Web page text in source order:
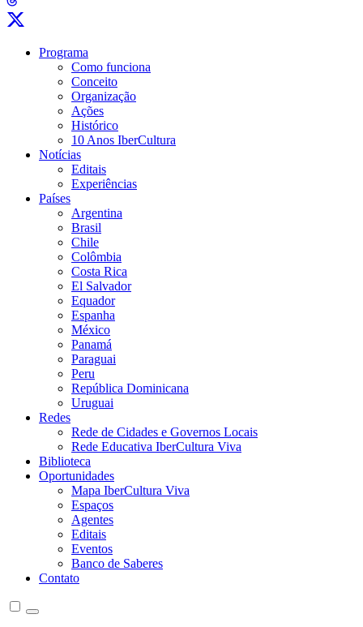
Programa
Como funciona
Conceito
Organização
Ações
Histórico
10 Anos IberCultura
Notícias
Editais
Experiências
Países
Argentina
Brasil
Chile
Colômbia
Costa Rica
El Salvador
Equador
Espanha
México
Panamá
Paraguai
Peru
República Dominicana
Uruguai
Redes
Rede de Cidades e Governos Locais
Rede Educativa IberCultura Viva
Biblioteca
Oportunidades
Mapa IberCultura Viva
Espaços
Agentes
Editais
Eventos
Banco de Saberes
Contato